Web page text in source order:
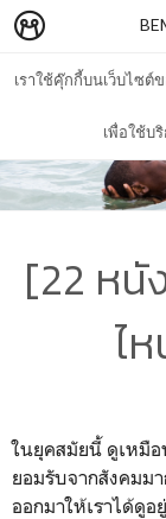
เราใช้คุ๊กกี้บนเว็บไซต์
เพื่อใช้บ
[22 หนั
ไ
ในยุคสมัยนี้ ดูเหมือ
ยอมรับจากสังคมม
ออกมาให้เราได้ดู